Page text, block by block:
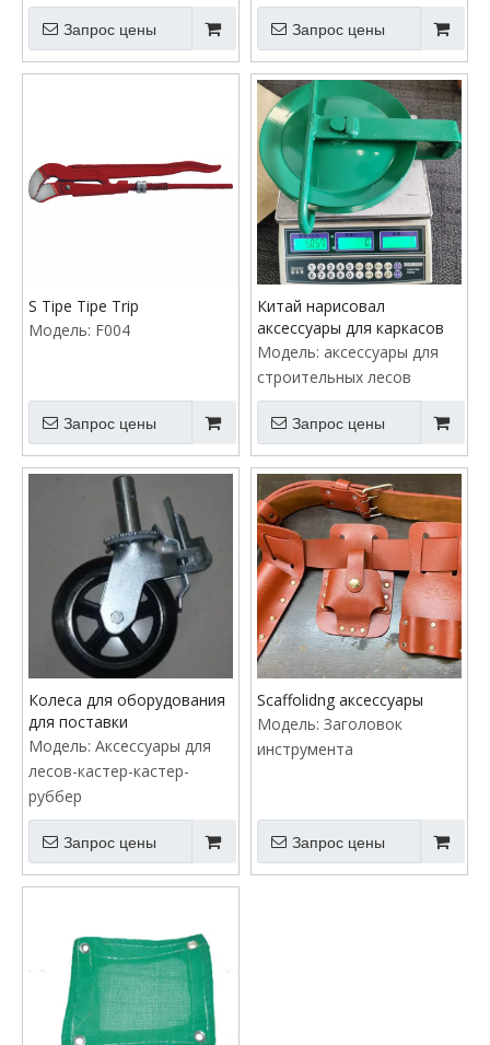
Запрос цены Запрос цены
S Tipe Tipe Trip
Модель: F004
Запрос цены
Китай нарисовал
аксессуары для каркасов
Модель: аксессуары для
строительных лесов
Запрос цены
Колеса для оборудования
для поставки
Модель: Аксессуары для
лесов-кастер-кастер-
руббер
Запрос цены
Scaffolidng аксессуары
Модель: Заголовок
инструмента
Запрос цены